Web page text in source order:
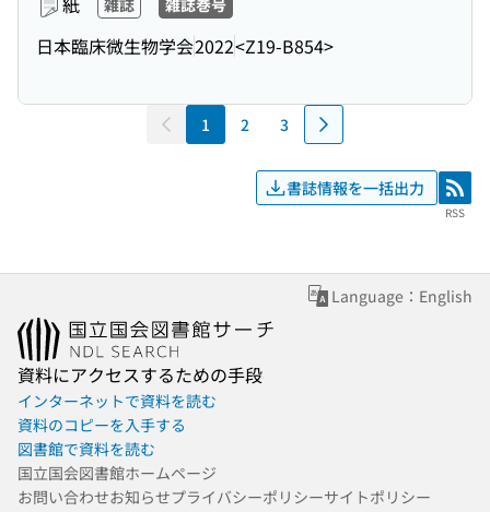
雑誌 雑誌巻号
日本臨床微生物学会2022<Z19-B854>
1 2 3
書誌情報を一括出力 RSS
RSS
Language：English
資料にアクセスするための手段
インターネットで資料を読む
資料のコピーを入手する
図書館で資料を読む
国立国会図書館ホームページ
お問い合わせお知らせプライバシーポリシーサイトポリシー